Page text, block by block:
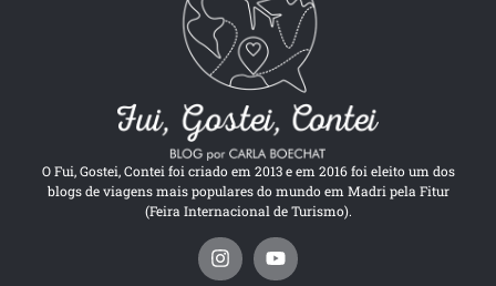
O Fui, Gostei, Contei foi criado em 2013 e em 2016 foi eleito um dos
blogs de viagens mais populares do mundo em Madri pela Fitur
(Feira Internacional de Turismo).